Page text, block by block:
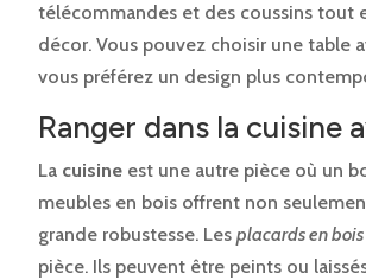
télécommandes et des coussins tout
décor. Vous pouvez choisir une table
vous préférez un design plus
Ranger dans la cuisine
La cuisine est une autre pièce où un
meubles en bois offrent non
grande robustesse. Lesplacards en bois
pièce. Ils peuvent être peints ou